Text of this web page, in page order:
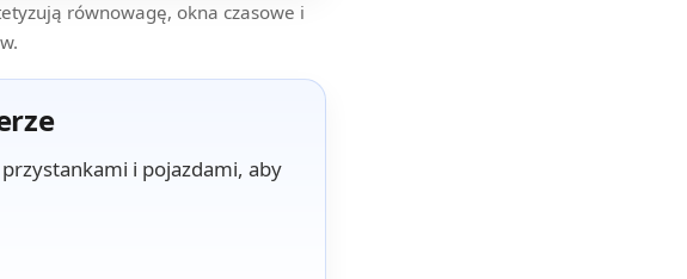
równowagę, okna czasowe i
i pojazdami, aby